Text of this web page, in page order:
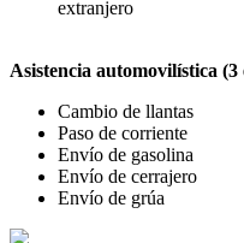
extranjero
Asistencia automovilística (3
Cambio de llantas
Paso de corriente
Envío de gasolina
Envío de cerrajero
Envío de grúa